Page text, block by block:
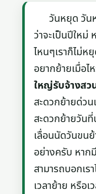
วันหยุด วันห
ว่าจะเป็นปีใหม่
ไหนๆเราก็ไม่ห
อยากย้ายเมื่อไ
ใหญ่รับจ้างสว
สะดวกย้ายด่ว
สะดวกย้ายวันที่
เลื่อนนัดวันขน
อย่างครับ หาก
สามารถบอกเร
เวลาย้าย หรือเ